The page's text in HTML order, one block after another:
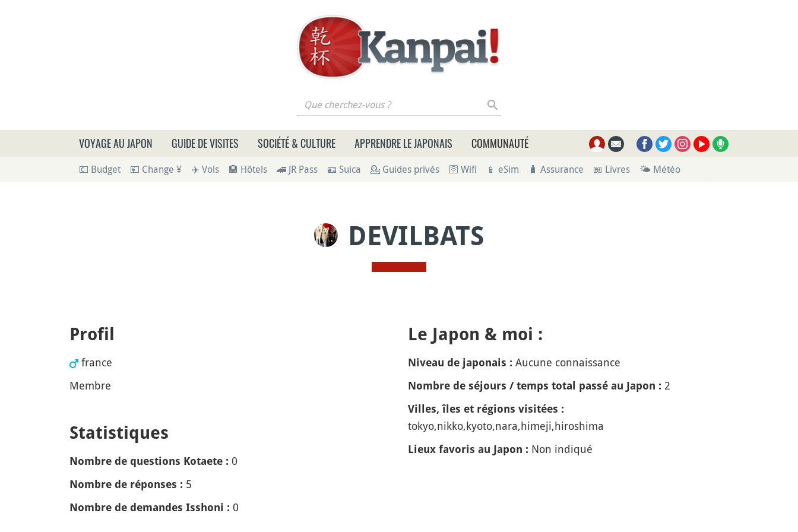
Que cherchez-vous ?
VOYAGE AU JAPON GUIDE DE VISITES SOCIÉTÉ & CULTURE APPRENDRE LE JAPONAIS COMMUNAUTÉ
💶 Budget 💴 Change ¥ ✈️ Vols 🏨 Hôtels 🚄 JR Pass 🪪 Suica 💁 Guides privés 🛜 Wifi 📱 eSim 🧳 Assurance 📖 Livres 🌤 Météo
DEVILBATS
Profil
france
Membre
Statistiques
Nombre de questions Kotaete : 0
Nombre de réponses : 5
Nombre de demandes Isshoni : 0
Le Japon & moi :
Niveau de japonais : Aucune connaissance
Nombre de séjours / temps total passé au Japon : 2
Villes, îles et régions visitées :
tokyo,nikko,kyoto,nara,himeji,hiroshima
Lieux favoris au Japon : Non indiqué